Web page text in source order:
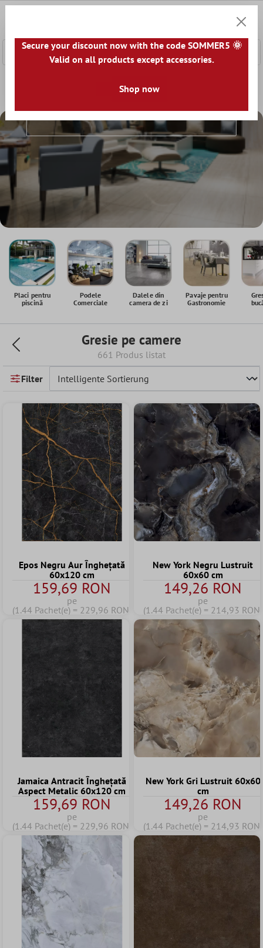
Gresie pe camere
Gresie Pe Camere
Placi pentru
piscină
Podele
Comerciale
Dalele din
camera de zi
Pavaje pentru
Gastronomie
Gresie pe camere
661 Produs listat
Filter
Epos Negru Aur Înghețată
60x120 cm
159,69 RON
pe
(1.44 Pachet(e) = 229,96 RON)
New York Negru Lustruit
60x60 cm
149,26 RON
pe
(1.44 Pachet(e) = 214,93 RON)
Jamaica Antracit Înghețată
Aspect Metalic 60x120 cm
159,69 RON
pe
(1.44 Pachet(e) = 229,96 RON)
New York Gri Lustruit 60x60
cm
149,26 RON
pe
(1.44 Pachet(e) = 214,93 RON)
Secure your discount now with the code SOMMER5 🌞
Valid on all products except accessories.
Shop now